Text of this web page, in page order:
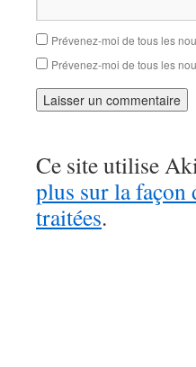
Prévenez-moi de tous les
Prévenez-moi de tous les
Ce site utilise
plus sur la façon
traitées.